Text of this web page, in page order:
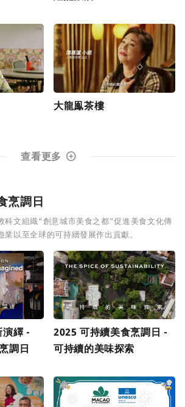
大龍鳯茶樓
查看更多
烹調日
科文組織“創意城市美食之都”促進美食文化傳
以至全球的可持續發展作出貢獻。
演繹 -
調日
2025 可持續美食烹調日 -
可持續的美味探索